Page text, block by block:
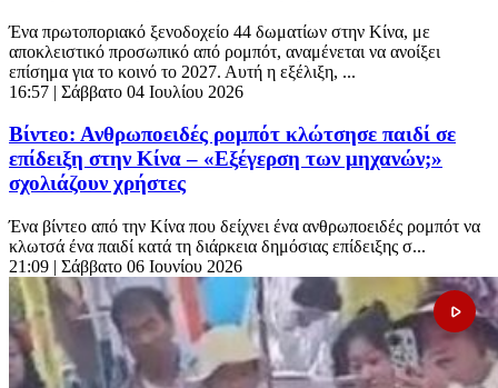
Ένα πρωτοποριακό ξενοδοχείο 44 δωματίων στην Κίνα, με
αποκλειστικό προσωπικό από ρομπότ, αναμένεται να ανοίξει
επίσημα για το κοινό το 2027. Αυτή η εξέλιξη, ...
16:57 | Σάββατο 04 Ιουλίου 2026
Βίντεο: Ανθρωποειδές ρομπότ κλώτσησε παιδί σε
επίδειξη στην Κίνα – «Εξέγερση των μηχανών;»
σχολιάζουν χρήστες
Ένα βίντεο από την Κίνα που δείχνει ένα ανθρωποειδές ρομπότ να
κλωτσά ένα παιδί κατά τη διάρκεια δημόσιας επίδειξης σ...
21:09 | Σάββατο 06 Ιουνίου 2026